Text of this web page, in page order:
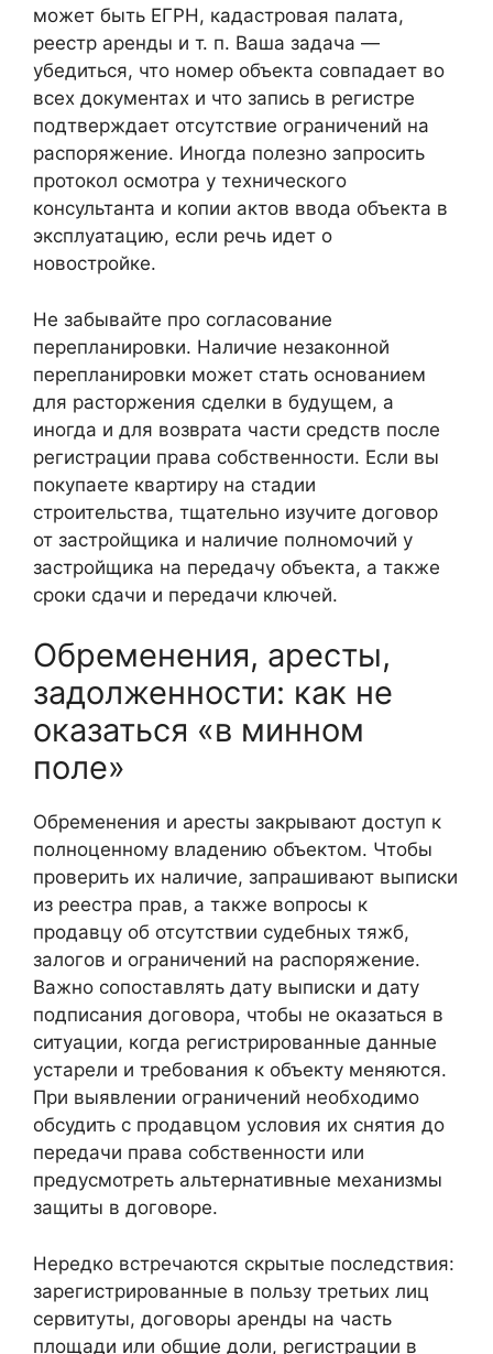
может быть ЕГРН, кадастровая палата,
реестр аренды и т. п. Ваша задача —
убедиться, что номер объекта совпадает во
всех документах и что запись в регистре
подтверждает отсутствие ограничений на
распоряжение. Иногда полезно запросить
протокол осмотра у технического
консультанта и копии актов ввода объекта в
эксплуатацию, если речь идет о
новостройке.
Не забывайте про согласование
перепланировки. Наличие незаконной
перепланировки может стать основанием
для расторжения сделки в будущем, а
иногда и для возврата части средств после
регистрации права собственности. Если вы
покупаете квартиру на стадии
строительства, тщательно изучите договор
от застройщика и наличие полномочий у
застройщика на передачу объекта, а также
сроки сдачи и передачи ключей.
Обременения, аресты,
задолженности: как не
оказаться «в минном
поле»
Обременения и аресты закрывают доступ к
полноценному владению объектом. Чтобы
проверить их наличие, запрашивают выписки
из реестра прав, а также вопросы к
продавцу об отсутствии судебных тяжб,
залогов и ограничений на распоряжение.
Важно сопоставлять дату выписки и дату
подписания договора, чтобы не оказаться в
ситуации, когда регистрированные данные
устарели и требования к объекту меняются.
При выявлении ограничений необходимо
обсудить с продавцом условия их снятия до
передачи права собственности или
предусмотреть альтернативные механизмы
защиты в договоре.
Нередко встречаются скрытые последствия:
зарегистрированные в пользу третьих лиц
сервитуты, договоры аренды на часть
площади или общие доли, регистрации в